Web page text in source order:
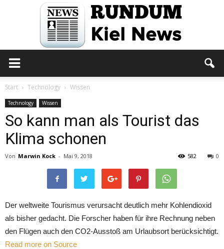
Kiel
Start Technology Wissen
Technology Wissen
So kann man als Tourist das
Klima schonen
Von Marwin Kock - Mai 9, 2018 0
582
Der weltweite Tourismus verursacht deutlich mehr Kohlendioxid
als bisher gedacht. Die Forscher haben für ihre Rechnung neben
den Flügen auch den CO2-Ausstoß am Urlaubsort berücksichtigt.
Read more on Source